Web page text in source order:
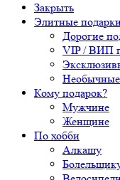
Закрыть
Элитные
Дорогие
VIP / ВИП
Кому подарок?
Мужчине
Женщине
По хобби
Алкашу